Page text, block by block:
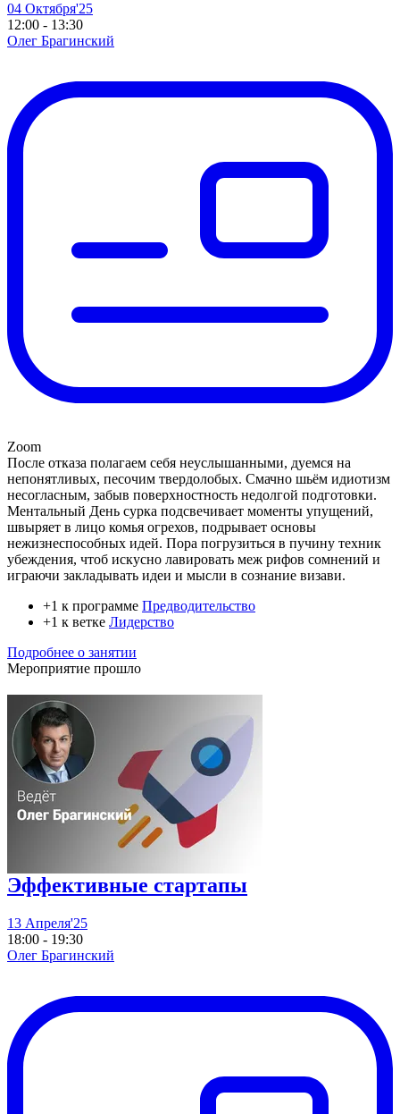
04 Октября'25
12:00 - 13:30
Олег Брагинский
Zoom
После отказа полагаем себя неуслышанными, дуемся на
непонятливых, песочим твердолобых. Смачно шьём идиотизм
несогласным, забыв поверхностность недолгой подготовки.
Ментальный День сурка подсвечивает моменты упущений,
швыряет в лицо комья огрехов, подрывает основы
нежизнеспособных идей. Пора погрузиться в пучину техник
убеждения, чтоб искусно лавировать меж рифов сомнений и
играючи закладывать идеи и мысли в сознание визави.
+1 к программе Предводительство
+1 к ветке Лидерство
Подробнее о занятии
Мероприятие прошло
Эффективные стартапы
13 Апреля'25
18:00 - 19:30
Олег Брагинский